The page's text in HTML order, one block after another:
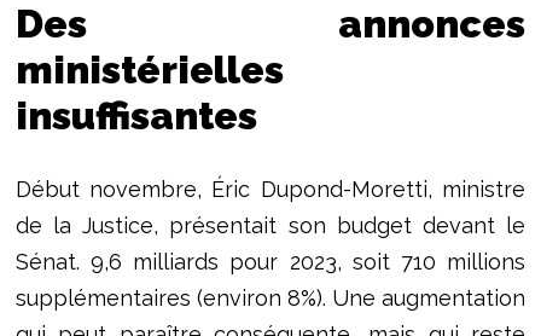
Des annonces
ministérielles
insuffisantes
Début novembre, Éric Dupond-Moretti, ministre
de la Justice, présentait son budget devant le
Sénat. 9,6 milliards pour 2023, soit 710 millions
supplémentaires (environ 8%). Une augmentation